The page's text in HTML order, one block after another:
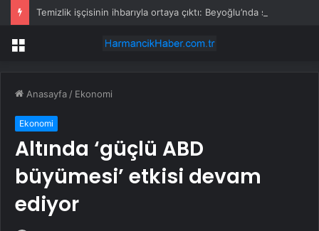
Menü
Anasayfa / Ekonomi
Ekonomi
Altında ‘güçlü ABD
büyümesi’ etkisi devam
ediyor